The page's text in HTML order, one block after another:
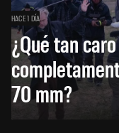
HACE 1 DÍA
¿Qué tan
70 mm?